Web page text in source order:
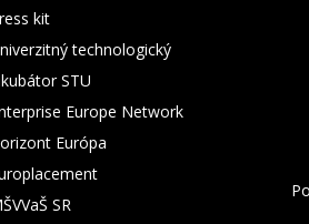
kit
technologický
STU
Europe Network
Európa
SR